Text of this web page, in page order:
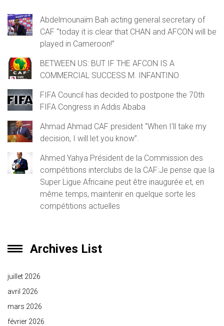
Abdelmounaïm Bah acting general secretary of
CAF “today it is clear that CHAN and AFCON will be
played in Cameroon!”
BETWEEN US: BUT IF THE AFCON IS A
COMMERCIAL SUCCESS M. INFANTINO
FIFA Council has decided to postpone the 70th
FIFA Congress in Addis Ababa
Ahmad Ahmad CAF president “When I’ll take my
decision, I will let you know”.
Ahmed Yahya Président de la Commission des
compétitions interclubs de la CAF:Je pense que la
Super Ligue Africaine peut être inaugurée et, en
même temps, maintenir en quelque sorte les
compétitions actuelles
Archives List
juillet 2026
avril 2026
mars 2026
février 2026